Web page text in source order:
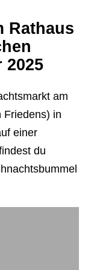
Rathaus
2025
am
Friedens) in
einer
du
❄